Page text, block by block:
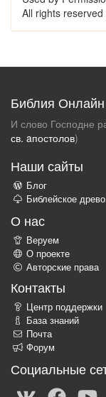
All rights
Библия Онлайн
И слово Господне
св. aпостолов)
Наши сайты
Блог
Библейское древо
О нас
Веруем
О проекте
Авторские права
Контакты
Центр поддержки
База знаний
Почта
Форум
Социальные